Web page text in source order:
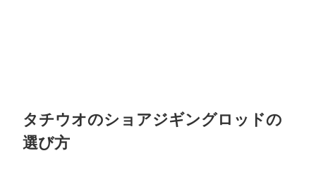
タチウオのショアジギングロッドの
選び方